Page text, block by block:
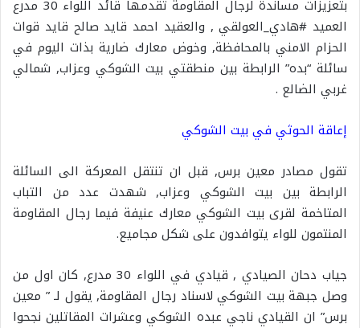
بتعزيزات مساندة لرجال المقاومة تقدمها قائد اللواء 30 مدرع
العميد #هادي_العولقي , والعقيد احمد قايد صالح قايد قوات
الحزام الامني بالمحافظة, وخوض معارك ضارية بذات اليوم في
سائلة “بده” الرابطة بين منطقتي بيت الشوكي وعزاب, شمالي
غربي الضالع .
إعاقة الحوثي في بيت الشوكي
تقول مصادر معين برس, قبل ان تنتقل المعركة الى السائلة
الرابطة بين بيت الشوكي وعزاب, شهدت عدد من التباب
المتاخمة لقرى بيت الشوكي معارك عنيفة فيما رجال المقاومة
المنتمون للواء يتوافدون على شكل مجاميع.
جياب دحان الصيادي , قيادي في اللواء 30 مدرع, كان اول من
وصل جبهة بيت الشوكي لاسناد رجال المقاومة, يقول لـ ” معين
برس” ان القيادي ناجي عبده الشوكي وعشرات المقاتلين نجحوا